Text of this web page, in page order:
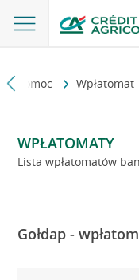
i pomoc Wpłatomat
WPŁATOMATY
Lista wpłatomatów
Gołdap -